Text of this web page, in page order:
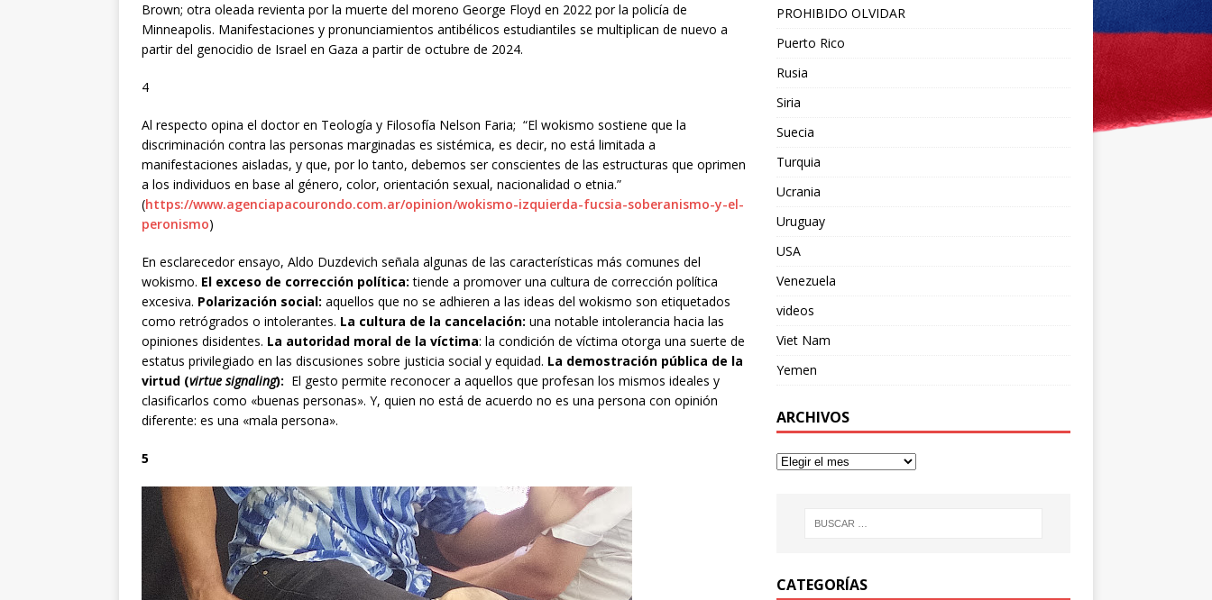
Brown; otra oleada revienta por la muerte del moreno George Floyd en 2022 por la policía de
Minneapolis. Manifestaciones y pronunciamientos antibélicos estudiantiles se multiplican de nuevo a
partir del genocidio de Israel en Gaza a partir de octubre de 2024.
4
Al respecto opina el doctor en Teología y Filosofía Nelson Faria; “El wokismo sostiene que la
discriminación contra las personas marginadas es sistémica, es decir, no está limitada a
manifestaciones aisladas, y que, por lo tanto, debemos ser conscientes de las estructuras que oprimen
a los individuos en base al género, color, orientación sexual, nacionalidad o etnia.”
(https://www.agenciapacourondo.com.ar/opinion/wokismo-izquierda-fucsia-soberanismo-y-el-
peronismo)
En esclarecedor ensayo, Aldo Duzdevich señala algunas de las características más comunes del
wokismo. El exceso de corrección política:tiende a promover una cultura de corrección política
excesiva. Polarización social: aquellos que no se adhieren a las ideas del wokismo son etiquetados
como retrógrados o intolerantes. La cultura de la cancelación: una notable intolerancia hacia las
opiniones disidentes. La autoridad moral de la víctima: la condición de víctima otorga una suerte de
estatus privilegiado en las discusiones sobre justicia social y equidad. La demostración pública de la
virtud (virtue signaling): El gesto permite reconocer a aquellos que profesan los mismos ideales y
clasificarlos como «buenas personas». Y, quien no está de acuerdo no es una persona con opinión
diferente: es una «mala persona».
5
PROHIBIDO OLVIDAR
Puerto Rico
Rusia
Siria
Suecia
Turquia
Ucrania
Uruguay
USA
Venezuela
videos
Viet Nam
Yemen
ARCHIVOS
CATEGORÍAS